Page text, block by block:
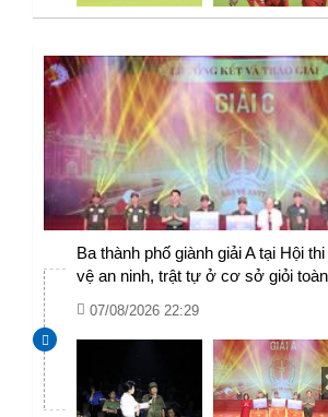
Ba thành phố giành giải A tại Hội
vệ an ninh, trật tự ở cơ sở giỏi
07/08/2026 22:29